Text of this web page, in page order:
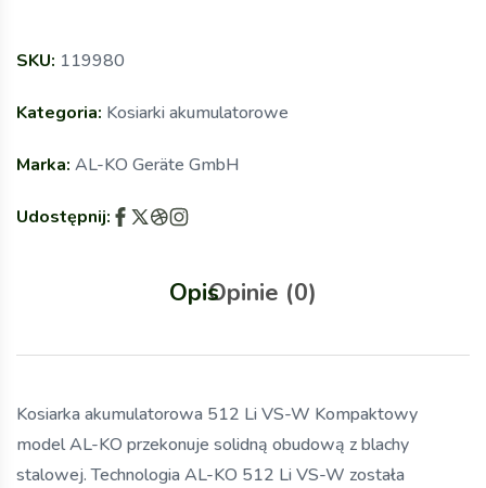
SKU: 119980
Kategoria: Kosiarki akumulatorowe
Marka: AL-KO Geräte GmbH
Udostępnij:
OpisOpinie (0)
Kosiarka akumulatorowa 512 Li VS-W Kompaktowy
model AL-KO przekonuje solidną obudową z blachy
stalowej. Technologia AL-KO 512 Li VS-W została